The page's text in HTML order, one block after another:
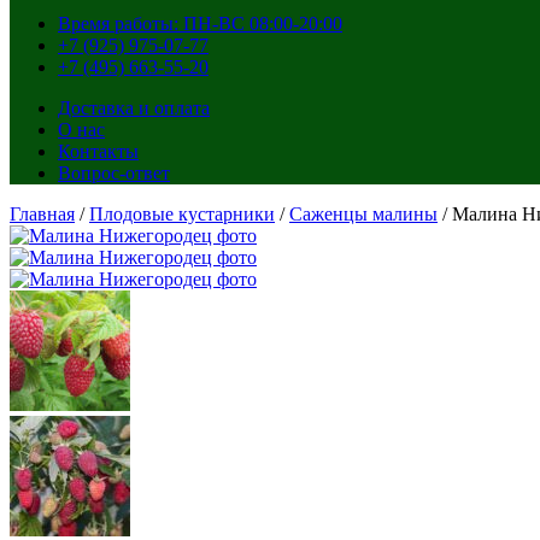
Время работы: ПН-ВС 08:00-20:00
+7 (925) 975-07-77
+7 (495) 663-55-20
Доставка и оплата
О нас
Контакты
Вопрос-ответ
Главная /Плодовые кустарники /Саженцы малины / Малина